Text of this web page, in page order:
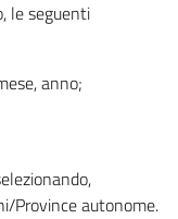
le seguenti
anno;
Province autonome.